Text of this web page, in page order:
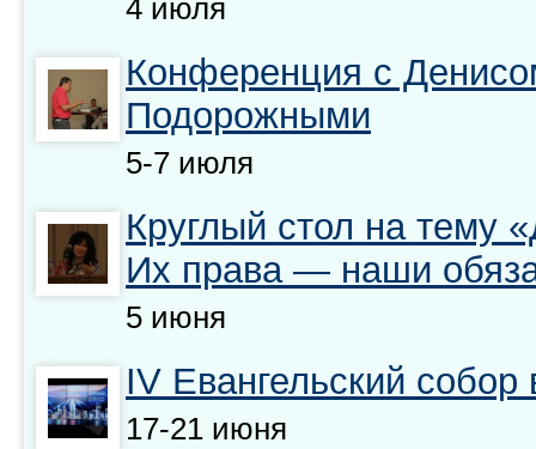
4 июля
Конференция с
Подорожными
5-7 июля
Круглый стол на тему
Их права — наши
5 июня
IV Евангельский собор
17-21 июня